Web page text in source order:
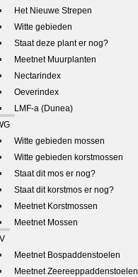
Het Nieuwe Strepen
Witte gebieden
Staat deze plant er nog?
Meetnet Muurplanten
Nectarindex
Oeverindex
LMF-a (Dunea)
Witte gebieden mossen
Witte gebieden korstmossen
Staat dit mos er nog?
Staat dit korstmos er nog?
Meetnet Korstmossen
Meetnet Mossen
Meetnet Bospaddenstoelen
Meetnet Zeereeppaddenstoelen